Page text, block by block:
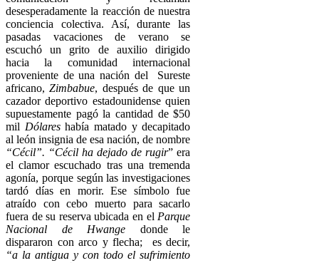
desesperadamente la reacción de nuestra
conciencia colectiva. Así, durante las
pasadas vacaciones de verano se
escuchó un grito de auxilio dirigido
hacia la comunidad internacional
proveniente de una nación del Sureste
africano,Zimbabue, después de que un
cazador deportivo estadounidense quien
supuestamente pagó la cantidad de $50
mil Dólareshabía matado y decapitado
al león insignia de esa nación, de nombre
“Cécil”. “Cécil ha dejado de rugir” era
el clamor escuchado tras una tremenda
agonía, porque según las investigaciones
tardó días en morir. Ese símbolo fue
atraído con cebo muerto para sacarlo
fuera de su reserva ubicada en el Parque
Nacional de Hwange donde le
dispararon con arco y flecha; es decir,
“a la antigua y con todo el sufrimiento